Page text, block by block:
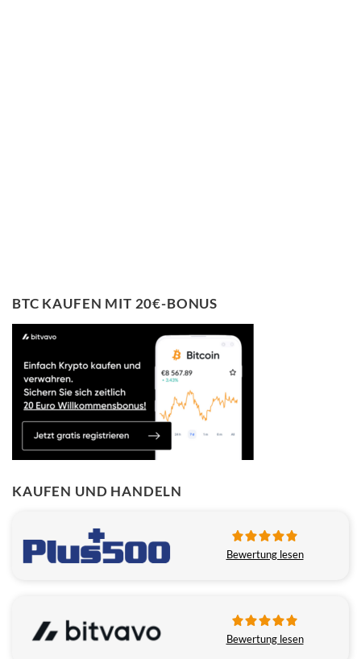
BTC KAUFEN MIT 20€-BONUS
KAUFEN UND HANDELN
Bewertung lesen
Bewertung lesen